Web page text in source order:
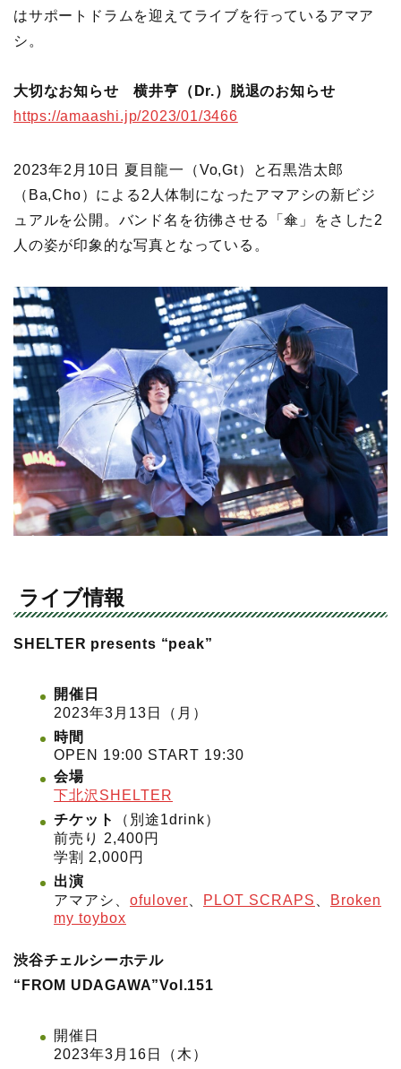
はサポートドラムを迎えてライブを行っているアマア
シ。
大切なお知らせ 横井亨（Dr.）脱退のお知らせ
https://amaashi.jp/2023/01/3466
2023年2月10日 夏目龍一（Vo,Gt）と石黒浩太郎
（Ba,Cho）による2人体制になったアマアシの新ビジ
ュアルを公開。バンド名を彷彿させる「傘」をさした2
人の姿が印象的な写真となっている。
ライブ情報
SHELTER presents “peak”
開催日
2023年3月13日（月）
時間
OPEN 19:00 START 19:30
会場
下北沢SHELTER
チケット
（別途1drink）
前売り 2,400円
学割 2,000円
出演
アマアシ、 ofulover PLOT SCRAPS
Broken
my toybox
渋谷チェルシーホテル
“FROM UDAGAWA”Vol.151
開催日
2023年3月16日（木）